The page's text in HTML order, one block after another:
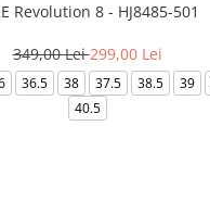
Revolution 8 - HJ8485-501
349,00 Lei299,00 Lei
36.5 38 37.5 38.5 39
40.5